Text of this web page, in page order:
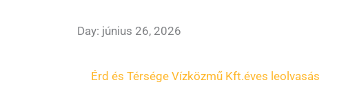
Day: június 26, 2026
Érd és Térsége Vízközmű Kft.éves leolvasás